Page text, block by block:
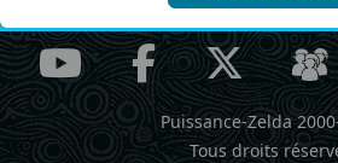
Puissance-Zelda
Tous droits